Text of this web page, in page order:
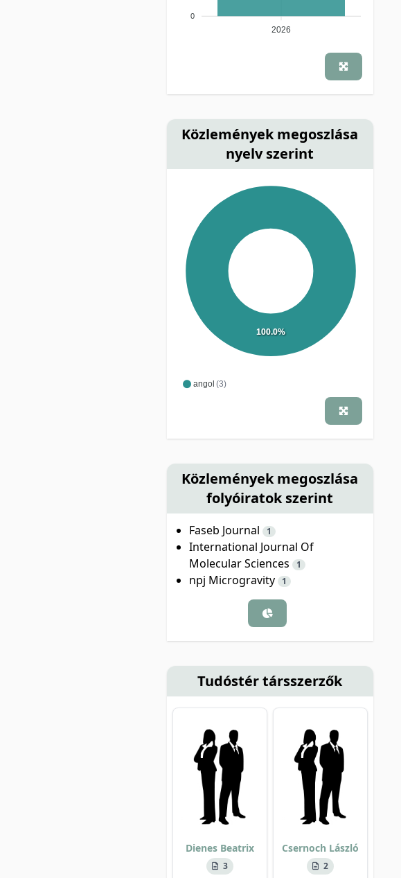
0
2026
Közlemények megoszlása
nyelv szerint
angol (3)
100.0%
Közlemények megoszlása
folyóiratok szerint
Faseb Journal 1
International Journal Of
Molecular Sciences
1
npj Microgravity 1
Tudóstér társszerzők
Dienes Beatrix
3
Csernoch László
2